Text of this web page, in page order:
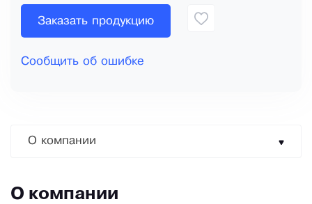
Заказать продукцию
Сообщить об ошибке
О компании
О компании